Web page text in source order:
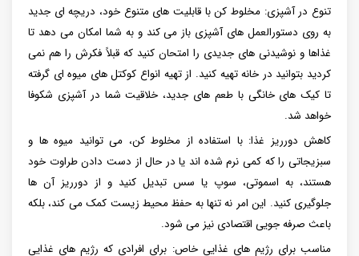
تنوع در آشپزی: مخلوط کن با قابلیت های متنوع خود، دریچه ای جدید
به روی دستورالعمل های آشپزی باز می کند و به شما امکان می دهد تا
غذاها و نوشیدنی های جدیدی را امتحان کنید که قبلاً فکرش را هم نمی
کردید بتوانید در خانه تهیه کنید. از تهیه انواع کوکتل های میوه ای گرفته
تا کیک های خانگی با طعم های جدید، خلاقیت شما در آشپزی شکوفا
خواهد شد.
کاهش دورریز غذا: با استفاده از مخلوط کن، می توانید میوه ها و
سبزیجاتی را که کمی نرم شده اند یا در حال از دست دادن طراوت خود
هستند، به اسموتی، سوپ یا سس تبدیل کنید و از دورریز آن ها
جلوگیری کنید. این امر نه تنها به حفظ محیط زیست کمک می کند، بلکه
باعث صرفه جویی اقتصادی نیز می شود.
مناسب برای رژیم های غذایی خاص: برای افرادی که رژیم های غذایی